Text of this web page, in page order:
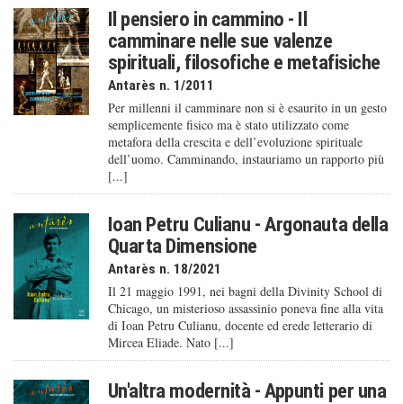
Il pensiero in cammino - Il
camminare nelle sue valenze
spirituali, filosofiche e metafisiche
Antarès n. 1/2011
Per millenni il camminare non si è esaurito in un gesto
semplicemente fisico ma è stato utilizzato come
metafora della crescita e dell’evoluzione spirituale
dell’uomo. Camminando, instauriamo un rapporto più
[...]
Ioan Petru Culianu - Argonauta della
Quarta Dimensione
Antarès n. 18/2021
Il 21 maggio 1991, nei bagni della Divinity School di
Chicago, un misterioso assassinio poneva fine alla vita
di Ioan Petru Culianu, docente ed erede letterario di
Mircea Eliade. Nato [...]
Un'altra modernità - Appunti per una